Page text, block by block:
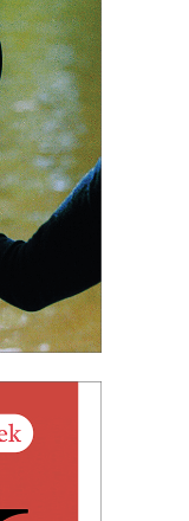
seriali
wzięcia,
lekkim
całe
ludzi,